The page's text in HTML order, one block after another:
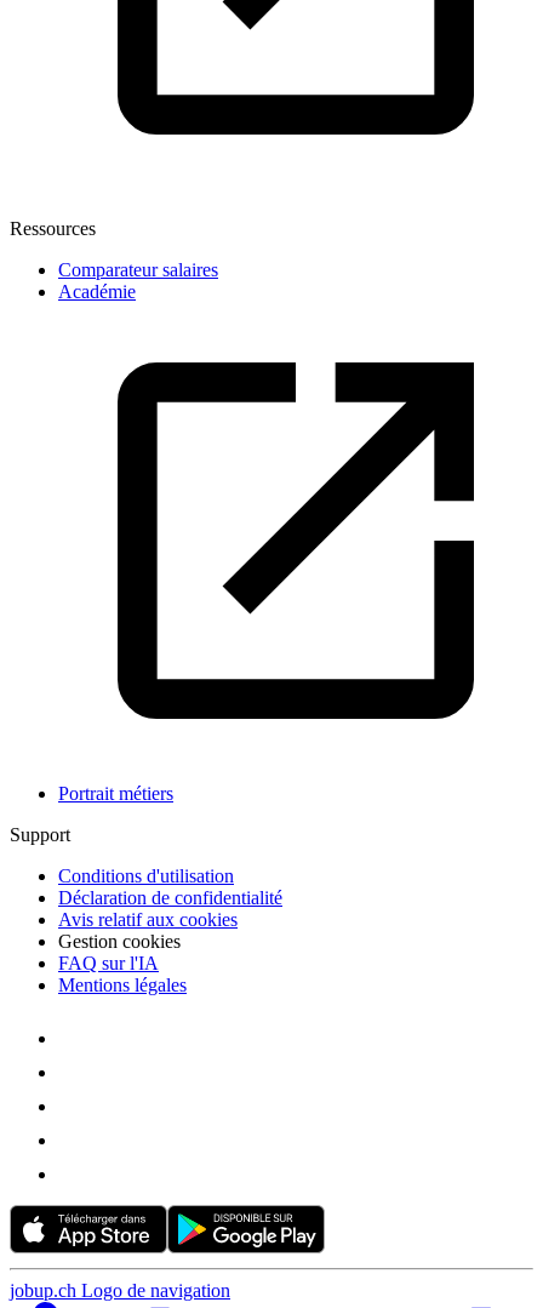
Ressources
Comparateur salaires
Académie
Portrait métiers
Support
Conditions d'utilisation
Déclaration de confidentialité
Avis relatif aux cookies
Gestion cookies
FAQ sur l'IA
Mentions légales
jobup.ch Logo de navigation